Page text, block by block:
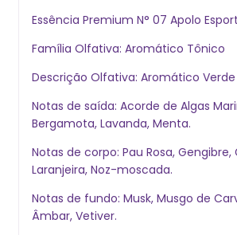
Essência Premium N° 07 Apolo
Família Olfativa: Aromático Tônico
Descrição Olfativa: Aromático Verde
Notas de saída: Acorde de Algas
Bergamota, Lavanda, Menta.
Notas de corpo: Pau Rosa, Gengibre,
Laranjeira, Noz-moscada.
Notas de fundo: Musk, Musgo de
mbar, Vetiver.